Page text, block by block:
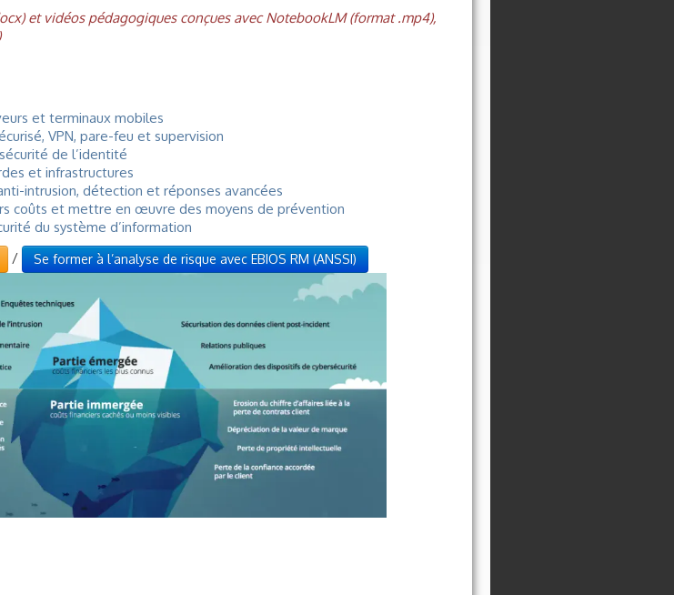
et vidéos pédagogiques conçues avec NotebookLM (format .mp4),
et terminaux mobiles
VPN, pare-feu et supervision
de l’identité
et infrastructures
intrusion, détection et réponses avancées
coûts et mettre en œuvre des moyens de prévention
du système d’information
/ Se former à l’analyse de risque avec EBIOS RM (ANSSI)